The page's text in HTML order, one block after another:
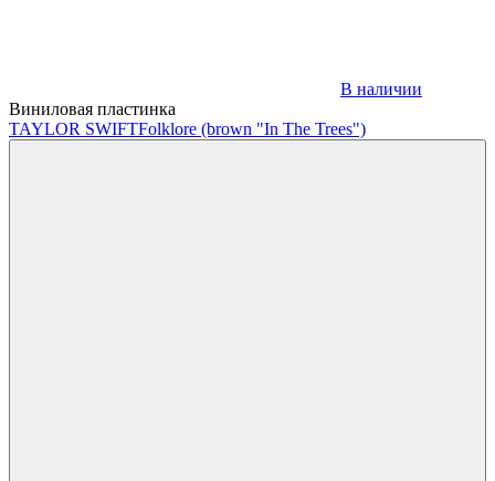
В наличии
Виниловая пластинка
TAYLOR SWIFTFolklore (brown "In The Trees")